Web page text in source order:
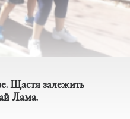
Щастя залежить
Лама.